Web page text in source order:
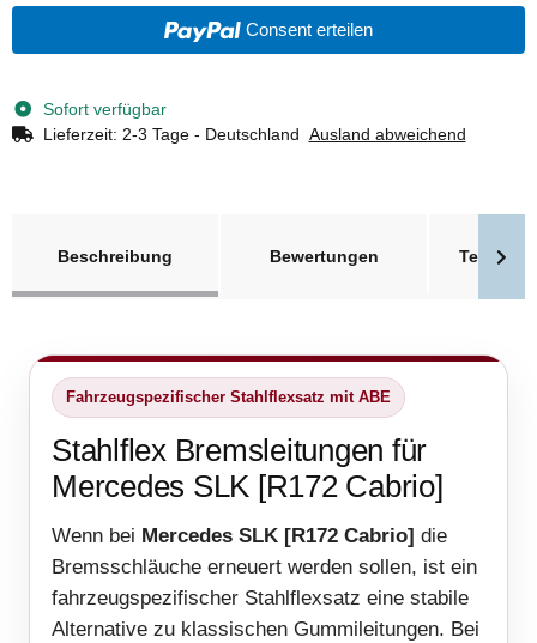
Consent erteilen
Sofort verfügbar
Lieferzeit: 2-3 Tage - Deutschland Ausland abweichend
Beschreibung
Bewertungen
Fahrzeugspezifischer Stahlflexsatz mit ABE
Stahlflex Bremsleitungen für
Mercedes SLK [R172 Cabrio]
Wenn bei Mercedes SLK [R172 Cabrio] die
Bremsschläuche erneuert werden sollen, ist ein
fahrzeugspezifischer Stahlflexsatz eine stabile
Alternative zu klassischen Gummileitungen. Bei